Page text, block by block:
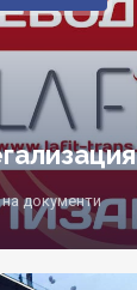
документи